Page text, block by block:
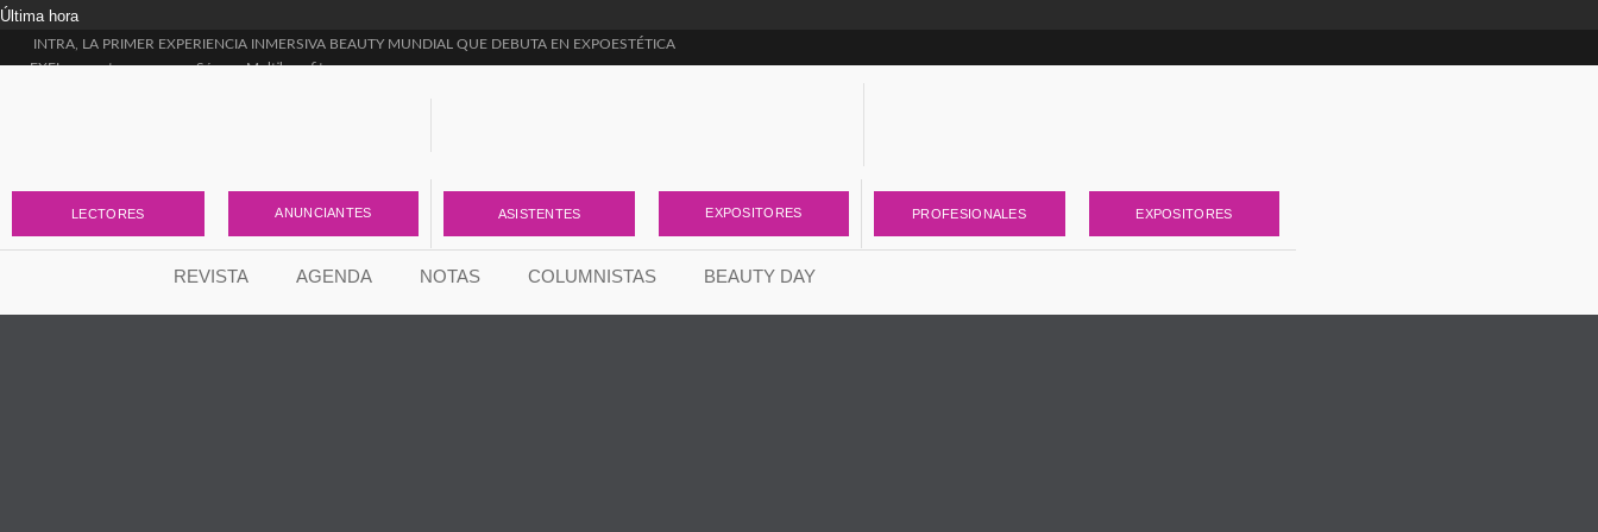
Última hora
INTRA, LA PRIMER EXPERIENCIA INMERSIVA BEAUTY MUNDIAL QUE DEBUTA EN EXPOESTÉTICA
EXEL presenta sus nuevos Sérums Multibenefit
Tense Complex Emulsion, la nueva incorporación de Lidherma para la firmeza
La ciencia detrás de una piel más uniforme
LECTORES ANUNCIANTES ASISTENTES EXPOSITORES PROFESIONALES EXPOSITORES
REVISTA AGENDA NOTAS COLUMNISTAS BEAUTY DAY